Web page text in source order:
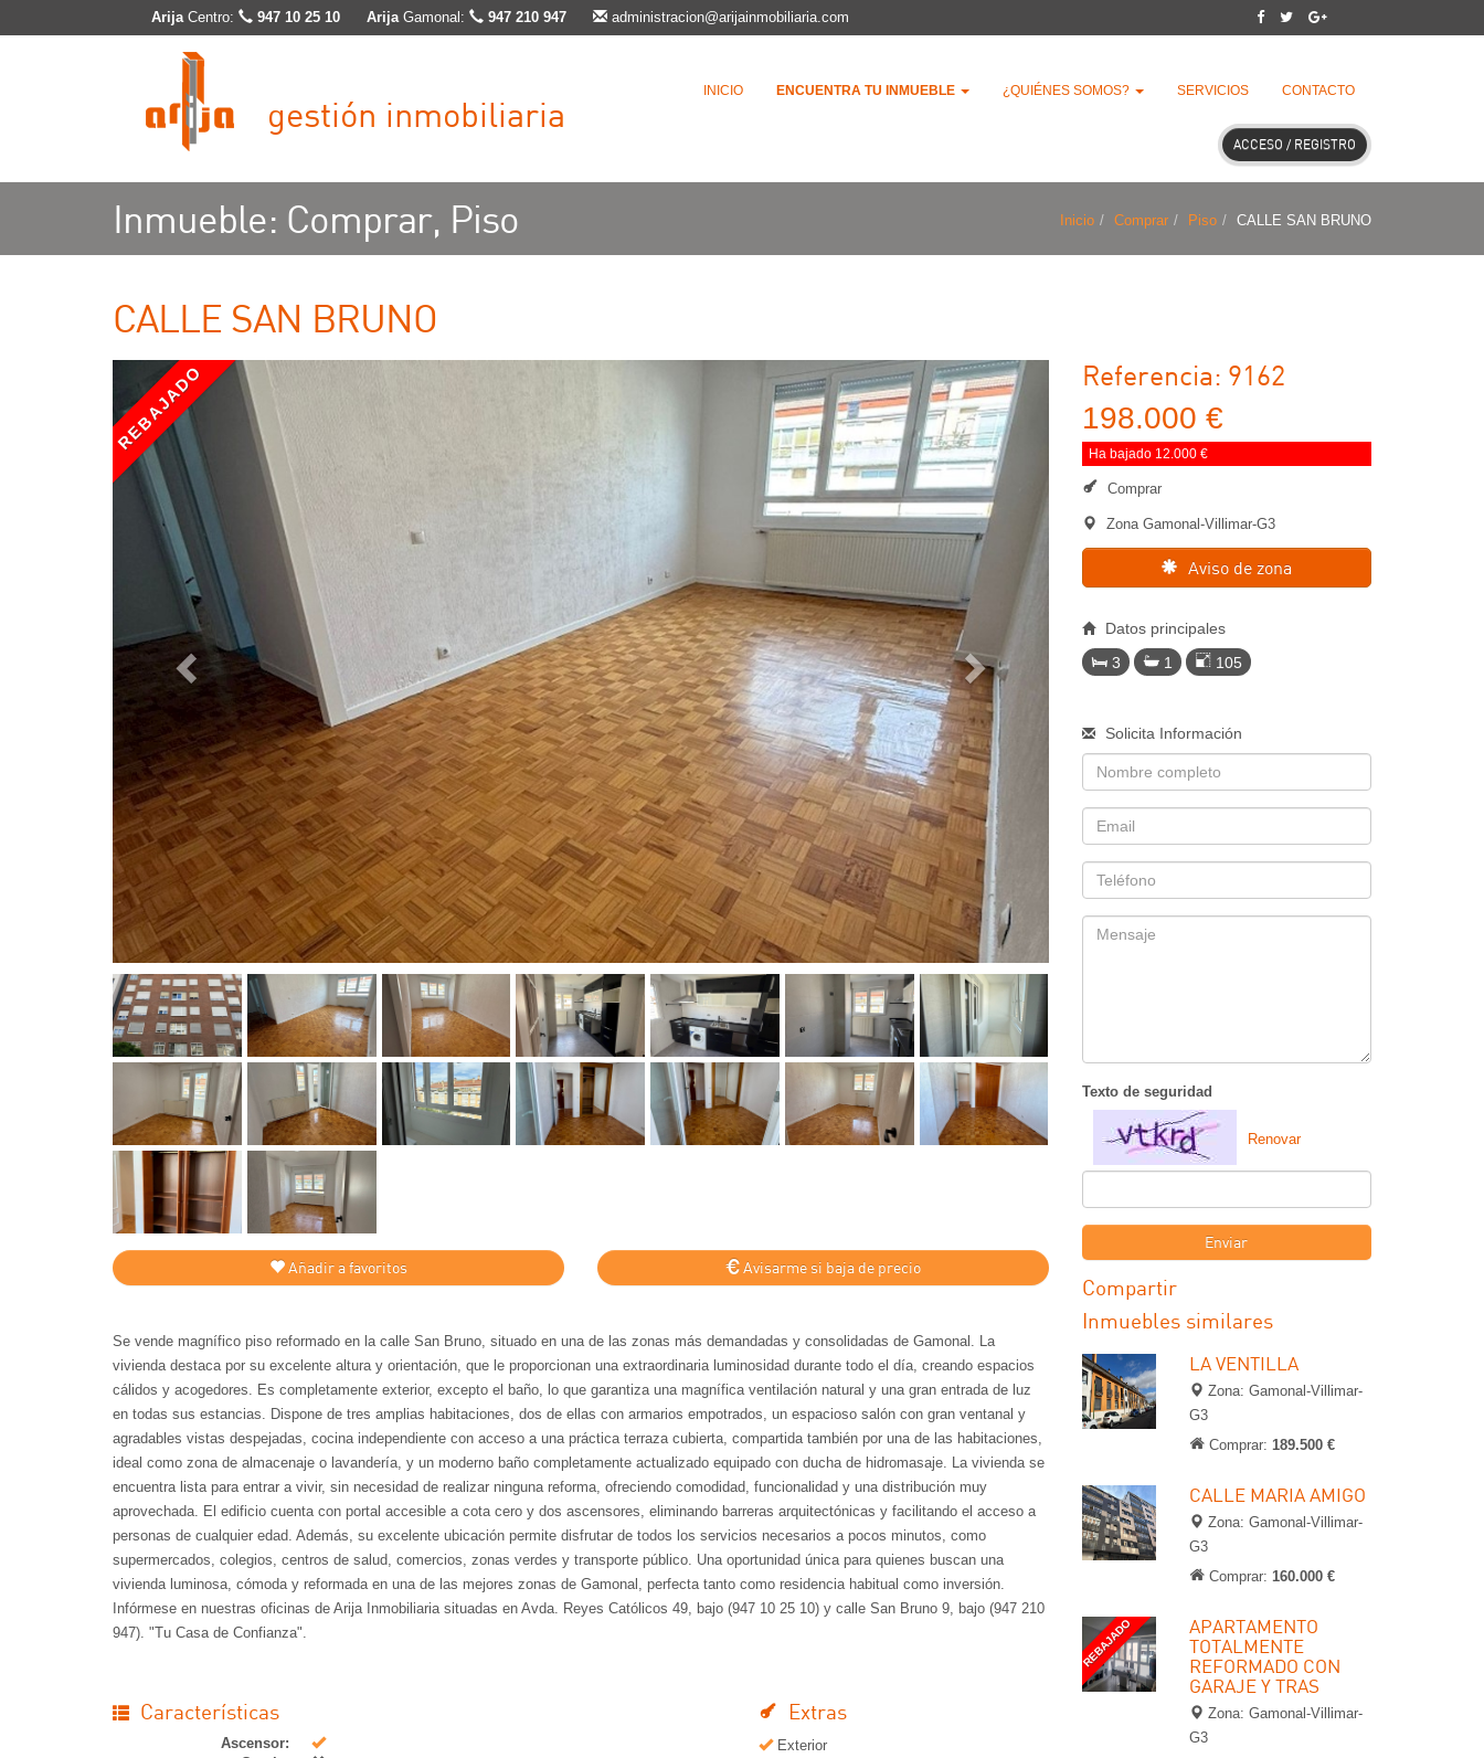
ArijaCentro: 947 10 25 10 ArijaGamonal: 947 210 947 administracion@arijainmobiliaria.com
gestión inmobiliaria
INICIO ENCUENTRA TU INMUEBLE ¿QUIÉNES SOMOS? SERVICIOS CONTACTO
ACCESO / REGISTRO
Inicio Comprar Piso CALLE SAN BRUNO
Inmueble: Comprar, Piso
CALLE SAN BRUNO
REBAJADO
Añadir a favoritos Avisarme si baja de precio
Se vende magnífico piso reformado en la calle San Bruno, situado en una de las zonas más demandadas y consolidadas de Gamonal. La
vivienda destaca por su excelente altura y orientación, que le proporcionan una extraordinaria luminosidad durante todo el día, creando espacios
cálidos y acogedores. Es completamente exterior, excepto el baño, lo que garantiza una magnífica ventilación natural y una gran entrada de luz
en todas sus estancias. Dispone de tres amplias habitaciones, dos de ellas con armarios empotrados, un espacioso salón con gran ventanal y
agradables vistas despejadas, cocina independiente con acceso a una práctica terraza cubierta, compartida también por una de las habitaciones,
ideal como zona de almacenaje o lavandería, y un moderno baño completamente actualizado equipado con ducha de hidromasaje. La vivienda se
encuentra lista para entrar a vivir, sin necesidad de realizar ninguna reforma, ofreciendo comodidad, funcionalidad y una distribución muy
aprovechada. El edificio cuenta con portal accesible a cota cero y dos ascensores, eliminando barreras arquitectónicas y facilitando el acceso a
personas de cualquier edad. Además, su excelente ubicación permite disfrutar de todos los servicios necesarios a pocos minutos, como
supermercados, colegios, centros de salud, comercios, zonas verdes y transporte público. Una oportunidad única para quienes buscan una
vivienda luminosa, cómoda y reformada en una de las mejores zonas de Gamonal, perfecta tanto como residencia habitual como inversión.
Infórmese en nuestras oficinas de Arija Inmobiliaria situadas en Avda. Reyes Católicos 49, bajo (947 10 25 10) y calle San Bruno 9, bajo (947 210
947). "Tu Casa de Confianza".
Características
Ascensor:
Si
Extras
Exterior
Referencia: 9162
198.000 €
Ha bajado 12.000 €
Comprar
Zona Gamonal-Villimar-G3
Aviso de zona
Datos principales
3
1 105
Solicita Información
Nombre
Email
Telefono
Mensaje
Texto de seguridad
Renovar
Enviar
Compartir
Inmuebles similares
LA VENTILLA
Zona: Gamonal-Villimar-
G3
Comprar: 189.500 €
CALLE MARIA AMIGO
Zona: Gamonal-Villimar-
G3
Comprar: 160.000 €
REBAJADO
APARTAMENTO
TOTALMENTE
REFORMADO CON
GARAJE Y TRAS
Zona: Gamonal-Villimar-
G3